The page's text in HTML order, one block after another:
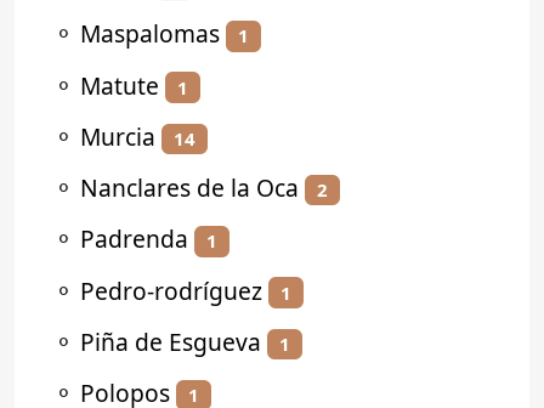
⚬ Maspalomas 1
⚬ Matute 1
⚬ Murcia 14
⚬ Nanclares de la Oca 2
⚬ Padrenda 1
⚬ Pedro-rodríguez 1
⚬ Piña de Esgueva 1
⚬ Polopos 1